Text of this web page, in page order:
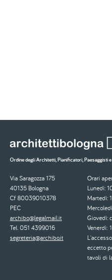
Ordine degli Architetti, Pianificatori, Paesaggisti
Via Saragozza 175
40135 Bologna
Cf 80039010378
PEC
archibo@legalmail.it
Tel. 051 4399016
segreteria@archibo.it
Orari
Lunedì:
Martedì:
Giovedì:
Venerdì:
eccetto
tavoli di